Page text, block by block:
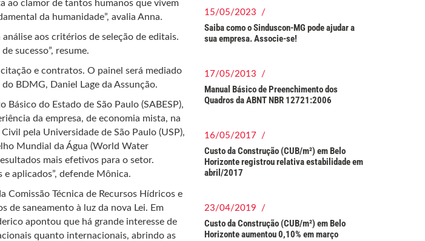
ao clamor de tantos humanos que vivem
da humanidade”, avalia Anna.
aos critérios de seleção de editais.
sucesso”, resume.
e contratos. O painel será mediado
BDMG, Daniel Lage da Assunção.
Básico do Estado de São Paulo (SABESP),
da empresa, de economia mista, na
pela Universidade de São Paulo (USP),
Mundial da Água (World Water
mais efetivos para o setor.
aplicados”, defende Mônica.
Comissão Técnica de Recursos Hídricos e
de saneamento à luz da nova Lei. Em
apontou que há grande interesse de
quanto internacionais, abrindo as
15/05/2023 /
Saiba como o Sinduscon-MG pode ajudar a
sua empresa. Associe-se!
17/05/2013 /
Manual Básico de Preenchimento dos
Quadros da ABNT NBR 12721:2006
16/05/2017 /
Custo da Construção (CUB/m²) em Belo
Horizonte registrou relativa estabilidade em
abril/2017
23/04/2019 /
Custo da Construção (CUB/m²) em Belo
Horizonte aumentou 0,10% em março